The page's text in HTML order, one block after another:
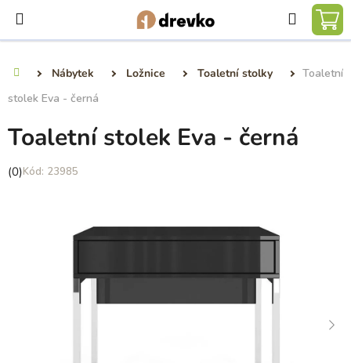
obsah
Hledat
Nábytek Ložnice Toaletní stolky
Toaletní
stolek Eva - černá
Toaletní stolek Eva - černá
Průměrné
(0) 23985